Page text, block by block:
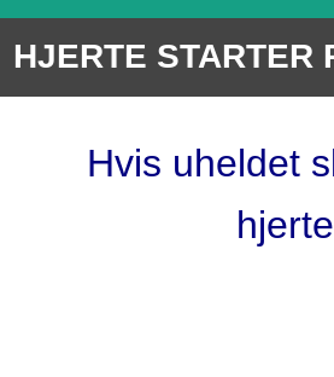
HJERTE STARTER
Hvis uheldet